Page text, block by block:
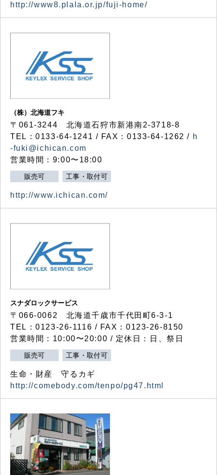
http://www8.plala.or.jp/fuji-home/
（株）北海道フキ
〒061-3244 北海道石狩市新港南2-3718-8
TEL：0133-64-1241 / FAX：0133-64-1262 / h
-fuki@ichican.com
営業時間：9:00〜18:00
販売可 工事・取付可
http://www.ichican.com/
スナダロックサービス
〒066-0062 北海道千歳市千代田町6-3-1
TEL：0123-26-1116 / FAX：0123-26-8150
営業時間：10:00〜20:00 / 定休日：日、祭日
販売可 工事・取付可
生命・財産 守るカギ
http://comebody.com/tenpo/pg47.html